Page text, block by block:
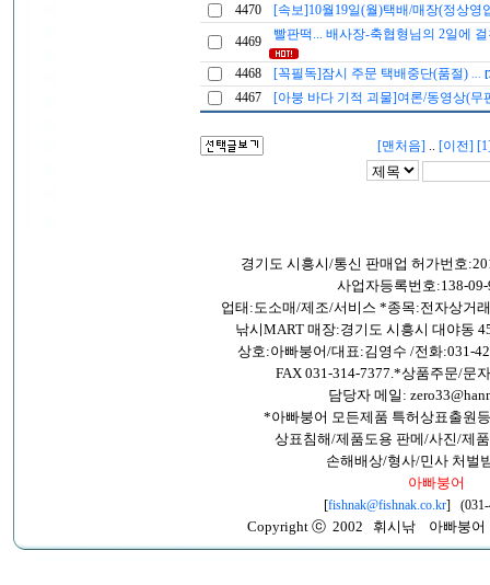
4470 [속보]10월19일(월)택배/매장(정상영
4469 빨판떡... 배사장-축협형님의 2일에
4468 [꼭필독]잠시 주문 택배중단(품절)
4467 [아붕 바다 기적 괴물]여론/동영상(무
[맨처음] .. [이전]
경기도 시흥시/통신 판매업 허가번호
사업자등록번호:138-09-
업태:도소매/제조/서비스 *종목:전자상거
낚시MART 매장:경기도 시흥시 대야동
상호:아빠붕어/대표:김영수 /전화:031-
FAX 031-314-7377.*상품주문/문
담당자 메일:
*아빠붕어 모든제품 특허상표출원
상표침해/제품도용 판메/사진/제
손해배상/형사/민사 처벌
아빠붕어
[fishnak@fishnak.co.kr] (031-
Copyright ⓒ 2002 휘시낚 아빠붕어